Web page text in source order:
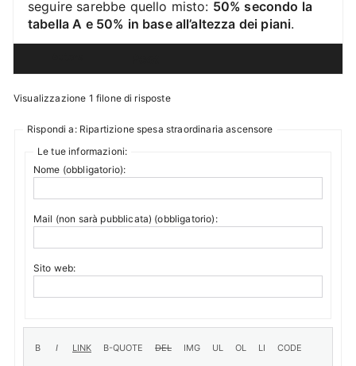
seguire sarebbe quello misto: 50% secondo la
tabella A e 50% in base all’altezza dei piani.
Visualizzazione 1 filone di risposte
Rispondi a: Ripartizione spesa straordinaria ascensore
Le tue informazioni:
Nome (obbligatorio):
Mail (non sarà pubblicata) (obbligatorio):
Sito web: